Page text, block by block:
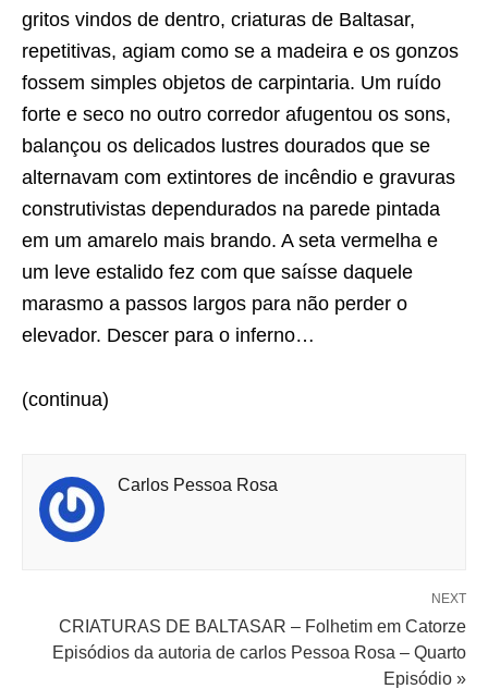
gritos vindos de dentro, criaturas de Baltasar,
repetitivas, agiam como se a madeira e os gonzos
fossem simples objetos de carpintaria. Um ruído
forte e seco no outro corredor afugentou os sons,
balançou os delicados lustres dourados que se
alternavam com extintores de incêndio e gravuras
construtivistas dependurados na parede pintada
em um amarelo mais brando. A seta vermelha e
um leve estalido fez com que saísse daquele
marasmo a passos largos para não perder o
elevador. Descer para o inferno…
(continua)
Carlos Pessoa Rosa
NEXT
CRIATURAS DE BALTASAR – Folhetim em Catorze
Episódios da autoria de carlos Pessoa Rosa – Quarto
Episódio »